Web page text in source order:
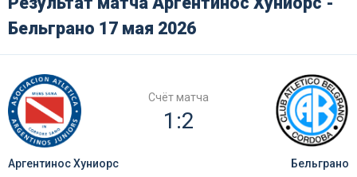
Бельграно 17 мая 2026
Счёт матча
1:2
Аргентинос Хуниорс Бельграно